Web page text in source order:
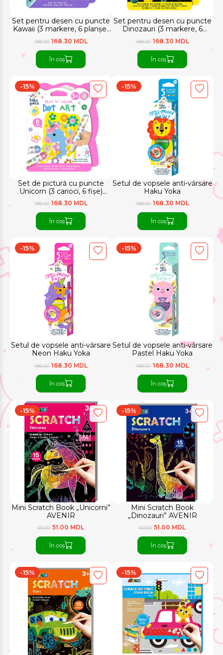
Set pentru desen cu puncte
Kawaii (3 markere, 6 planșe)
Haku Yoka
198.00 168.30 MDL
În coș
Set pentru desen cu puncte
Dinozauri (3 markere, 6
planșe) Haku Yoka
198.00 168.30 MDL
În coș
Set de pictură cu puncte
Unicorn (3 carioci, 6 fișe)
Haku Yoka
-15%
198.00 168.30 MDL
În coș
Setul de vopsele anti-vărsare
Haku Yoka
-15%
198.00 168.30 MDL
În coș
Setul de vopsele anti-vărsare
Neon Haku Yoka
-15%
198.00 168.30 MDL
În coș
Setul de vopsele anti-vărsare
Pastel Haku Yoka
-15%
198.00 168.30 MDL
În coș
Mini Scratch Book „Unicorni”
AVENIR
-15%
60.00 51.00 MDL
În coș
Mini Scratch Book
„Dinozauri” AVENIR
-15%
60.00 51.00 MDL
În coș
-15% -15%